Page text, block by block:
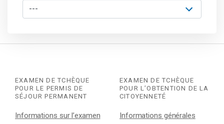
EXAMEN DE TCHÈQUE
POUR LE PERMIS DE
SÉJOUR PERMANENT
Informations sur l’examen
EXAMEN DE TCHÈQUE
POUR L’OBTENTION DE LA
CITOYENNETÉ
Informations générales